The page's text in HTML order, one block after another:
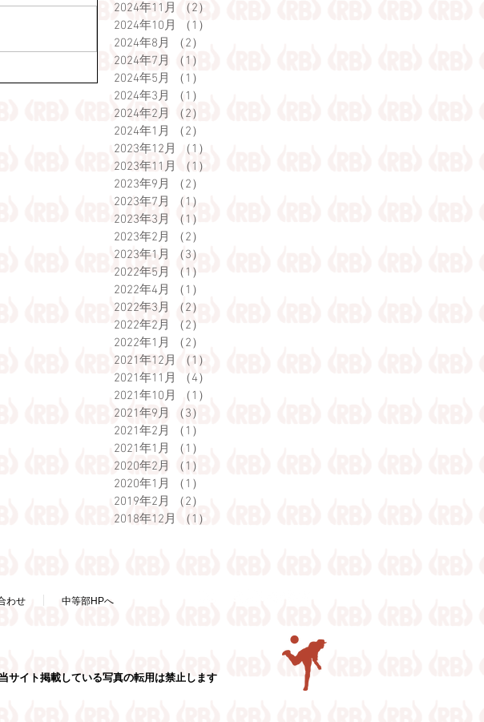
2024年11月
（2）
2024年10月
（1）
2024年8月
（2）
2024年7月
（1）
2024年5月
（1）
2024年3月
（1）
2024年2月
（2）
2024年1月
（2）
2023年12月
（1）
2023年11月
（1）
2023年9月
（2）
2023年7月
（1）
2023年3月
（1）
2023年2月
（2）
2023年1月
（3）
2022年5月
（1）
2022年4月
（1）
2022年3月
（2）
2022年2月
（2）
2022年1月
（2）
2021年12月
（1）
2021年11月
（4）
2021年10月
（1）
2021年9月
（3）
2021年2月
（1）
2021年1月
（1）
2020年2月
（1）
2020年1月
（1）
2019年2月
（2）
2018年12月
（1）
わせ 中等部HPへ
イト掲載している写真の転用は禁止します